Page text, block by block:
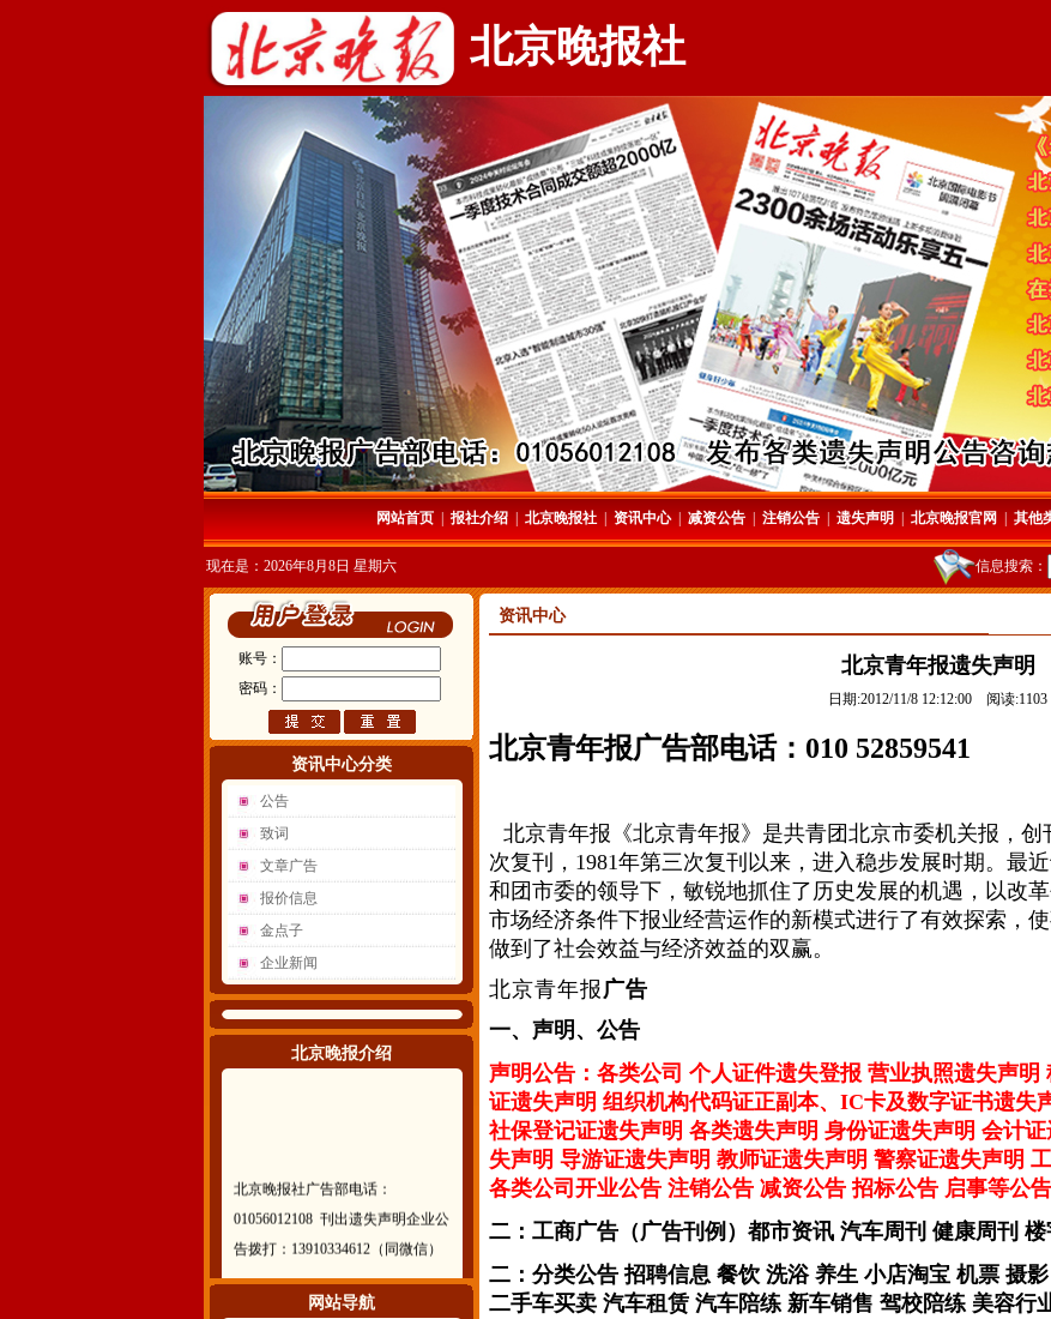
北京晚报社
网站首页 报社介绍 北京晚报社 资讯中心| 减资公告 注销公告 遗失声明 北京晚报官网 其他
现在是：2026年8月8日 星期六 信息搜索：
账号：
密码：
资讯中心分类
公告
致词
文章广告
报价信息
金点子
企业新闻
北京晚报介绍
01056012108 刊出遗失声明企业公
告拨打：13910334612（同微信）
网站导航
资讯中心
北京青年报遗失声明
日期:2012/11/8 12:12:00 阅读:1103
北京青年报广告部电话：010 52859541
北京青年报《北京青年报》是共青团北京市委机关报，创
次复刊，1981年第三次复刊以来，进入稳步发展时期。最
和团市委的领导下，敏锐地抓住了历史发展的机遇，以改
市场经济条件下报业经营运作的新模式进行了有效探索，
做到了社会效益与经济效益的双赢。
北京青年报广告
一、声明、公告
声明公告：各类公司 个人证件遗失登报 营业执照遗失声
证遗失声明 组织机构代码证正副本、IC卡及数字证书遗失
社保登记证遗失声明 各类遗失声明 身份证遗失声明 会计
失声明 导游证遗失声明 教师证遗失声明 警察证遗失声明
各类公司开业公告 注销公告 减资公告 招标公告 启事等公
二：工商广告（广告刊例） 都市资讯 汽车周刊 健康周刊
二：分类公告 招聘信息 餐饮 洗浴 养生 小店淘宝 机票 摄
二手车买卖 汽车租赁 汽车陪练 新车销售 驾校陪练 美容行